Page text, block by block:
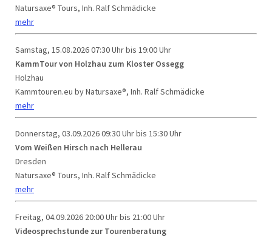
Natursaxe® Tours, Inh. Ralf Schmädicke
mehr
Samstag, 15.08.202607:30 Uhr bis 19:00 Uhr
KammTour von Holzhau zum Kloster Ossegg
Holzhau
Kammtouren.eu by Natursaxe®, Inh. Ralf Schmädicke
mehr
Donnerstag, 03.09.202609:30 Uhr bis 15:30 Uhr
Vom Weißen Hirsch nach Hellerau
Dresden
Natursaxe® Tours, Inh. Ralf Schmädicke
mehr
Freitag, 04.09.2026 20:00 Uhr bis 21:00 Uhr
Videosprechstunde zur Tourenberatung